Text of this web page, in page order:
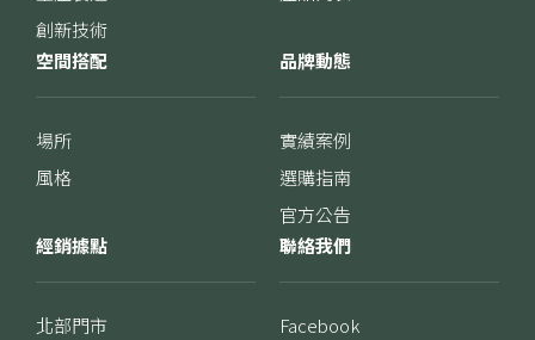
創新技術
空間搭配
場所
風格
品牌動態
實績案例
選購指南
官方公告
經銷據點
北部門市
聯絡我們
Facebook